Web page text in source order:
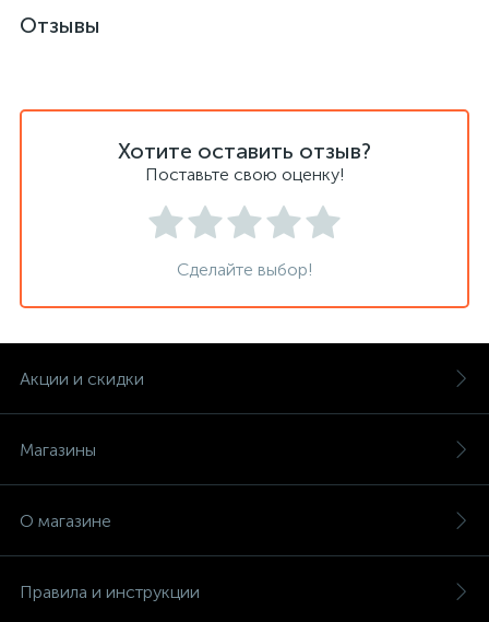
Отзывы
Хотите оставить отзыв?
Поставьте свою оценку!
Сделайте выбор!
Акции и скидки
Магазины
О магазине
Правила и инструкции